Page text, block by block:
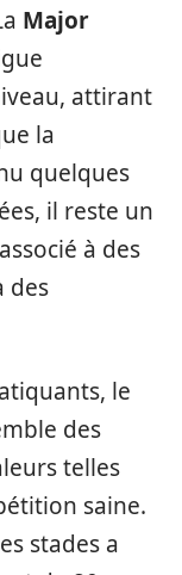
Major
attirant
la
quelques
il reste un
à des
des
le
des
telles
saine.
stades a